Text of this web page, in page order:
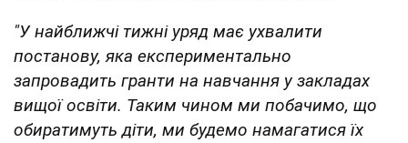
"У найближчі тижні уряд має ухвалити
постанову, яка експериментально
запровадить гранти на навчання у закладах
вищої освіти. Таким чином ми побачимо, що
обиратимуть діти, ми будемо намагатися їх